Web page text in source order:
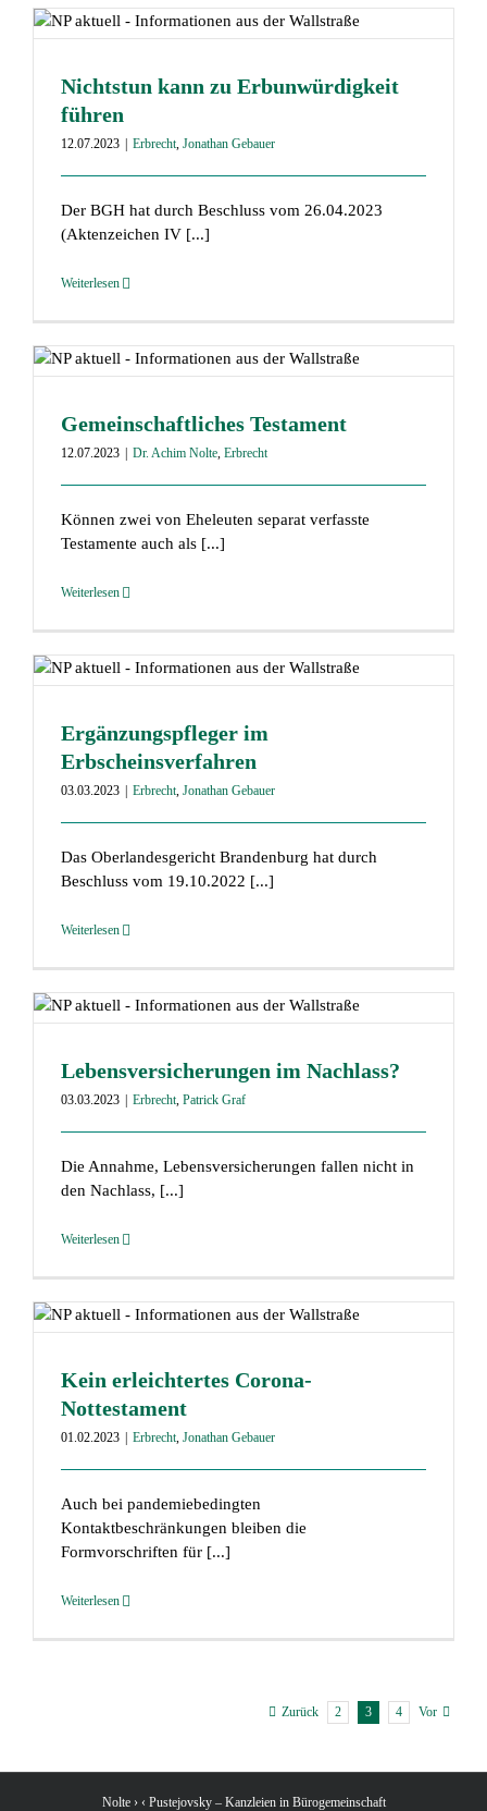
Nichtstun kann zu Erbunwürdigkeit
führen
12.07.2023 Erbrecht, Jonathan Gebauer
Der BGH hat durch Beschluss vom 26.04.2023
(Aktenzeichen IV [...]
Weiterlesen
Gemeinschaftliches Testament
12.07.2023 Dr. Achim Nolte, Erbrecht
Können zwei von Eheleuten separat verfasste
Testamente auch als [...]
Weiterlesen
Ergänzungspfleger im
Erbscheinsverfahren
03.03.2023 Erbrecht, Jonathan Gebauer
Das Oberlandesgericht Brandenburg hat durch
Beschluss vom 19.10.2022 [...]
Weiterlesen
Lebensversicherungen im Nachlass?
03.03.2023 Erbrecht, Patrick Graf
Die Annahme, Lebensversicherungen fallen nicht in
den Nachlass, [...]
Weiterlesen
Kein erleichtertes Corona-
Nottestament
01.02.2023 Erbrecht, Jonathan Gebauer
Auch bei pandemiebedingten
Kontaktbeschränkungen bleiben die
Formvorschriften für [...]
Weiterlesen
Zurück 2 3 4 Vor
Nolte › ‹ Pustejovsky – Kanzleien in Bürogemeinschaft